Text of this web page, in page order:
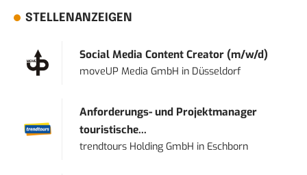
STELLENANZEIGEN
Social Media Content Creator (m/w/d)
moveUP Media GmbH in Düsseldorf
Anforderungs- und Projektmanager
touristische...
trendtours Holding GmbH in Eschborn